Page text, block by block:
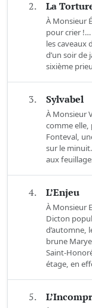
2. La
À Monsieur
pour crier !…
les caveaux
d’un soir de
sixième
3. Sylvabel
À Monsieur
comme elle,
Fonteval,
sur le
aux
4. L’Enjeu
À Monsieur
Dicton
d’automne,
brune
Saint-
étage, en
5.